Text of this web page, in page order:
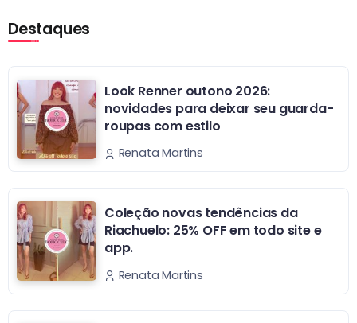
Destaques
Look Renner outono 2026:
novidades para deixar seu guarda-
roupas com estilo
Renata Martins
Coleção novas tendências da
Riachuelo: 25% OFF em todo site e
app.
Renata Martins